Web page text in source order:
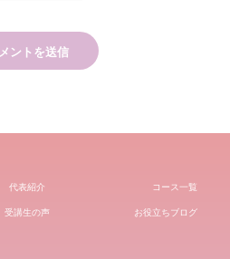
代表紹介
コース一覧
受講生の声 お役立ちブログ